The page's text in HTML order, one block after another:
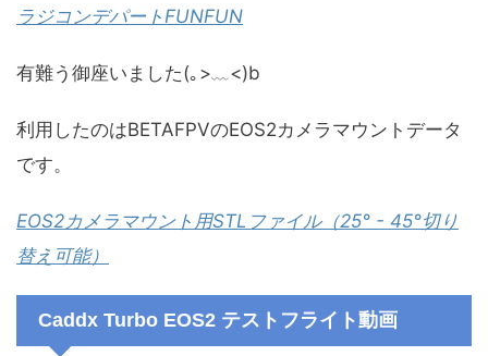
ラジコンデパートFUNFUN
有難う御座いました(｡>﹏<)b
利用したのはBETAFPVのEOS2カメラマウントデータ
です。
EOS2カメラマウント用STLファイル（25° - 45°切り
替え可能）
Caddx Turbo EOS2 テストフライト動画